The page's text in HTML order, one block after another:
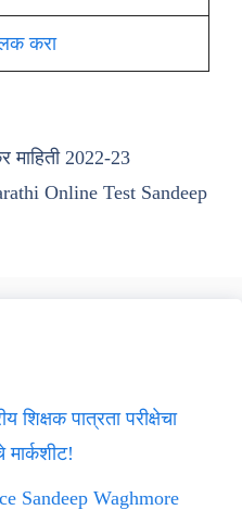
करा
माहिती 2022-23
Online Test Sandeep
पात्रता परीक्षेचा
Sandeep Waghmore